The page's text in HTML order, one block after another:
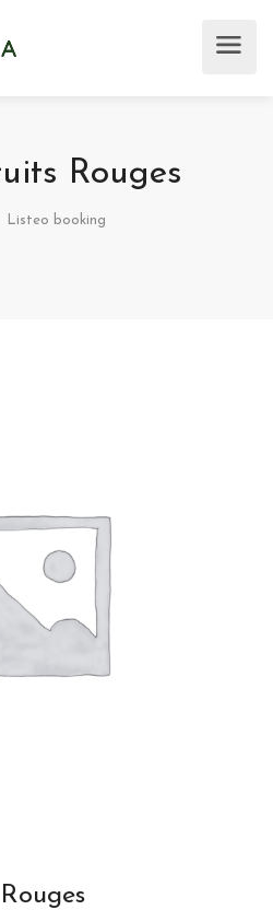
Rouges
Listeo booking